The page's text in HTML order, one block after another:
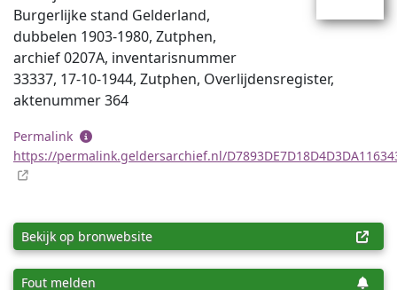
Burgerlijke stand Gelderland,
dubbelen 1903-1980, Zutphen,
archief 0207A, inventaris­num­mer
33337, 17-10-1944, Zutphen, Overlijdensregister,
aktenummer 364
Permalink
https://permalink.geldersarchief.nl/
Bekijk op bronwebsite
Fout melden